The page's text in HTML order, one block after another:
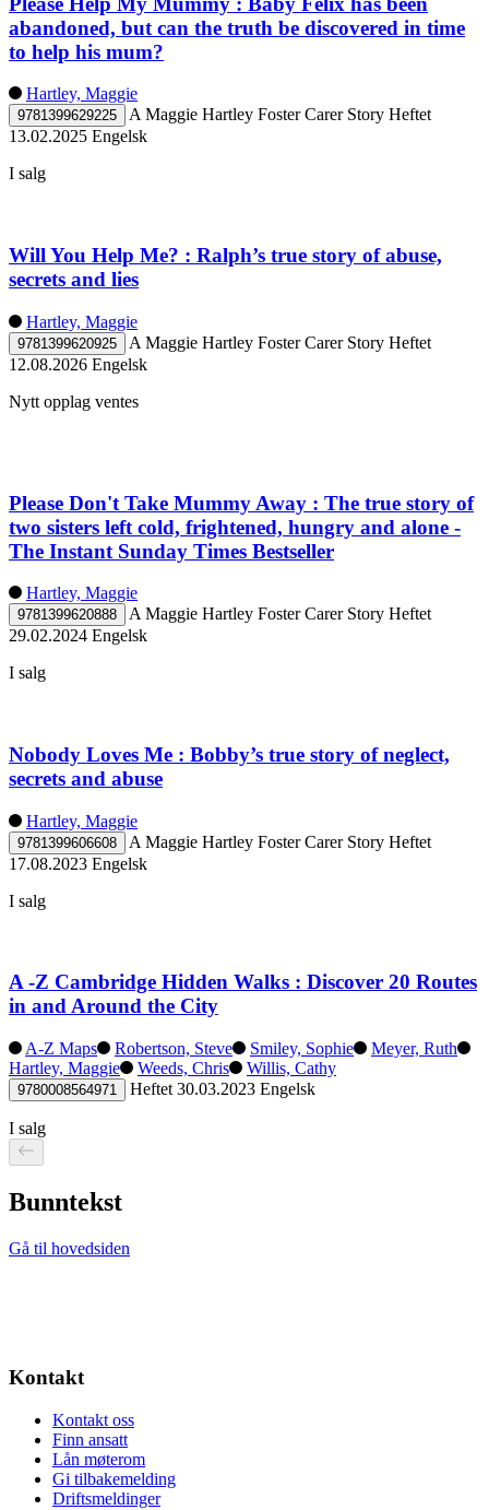
abandoned, but can the truth be discovered in time
to help his mum?
Hartley, Maggie
9781399629225 A Maggie Hartley Foster Carer Story Heftet
13.02.2025 Engelsk
I salg
Will You Help Me? : Ralph’s true story of abuse,
secrets and lies
Hartley, Maggie
9781399620925 A Maggie Hartley Foster Carer Story Heftet
12.08.2026 Engelsk
Nytt opplag ventes
Please Don't Take Mummy Away : The true story of
two sisters left cold, frightened, hungry and alone -
The Instant Sunday Times Bestseller
Hartley, Maggie
9781399620888 A Maggie Hartley Foster Carer Story Heftet
29.02.2024 Engelsk
I salg
Nobody Loves Me : Bobby’s true story of neglect,
secrets and abuse
Hartley, Maggie
9781399606608 A Maggie Hartley Foster Carer Story Heftet
17.08.2023 Engelsk
I salg
A -Z Cambridge Hidden Walks : Discover 20 Routes
in and Around the City
A-Z Maps Robertson, Steve Smiley, Sophie
Meyer, Ruth
Hartley, Maggie
Weeds, Chris Willis, Cathy
9780008564971 Heftet 30.03.2023 Engelsk
I salg
Bunntekst
Gå til hovedsiden
Kontakt
Kontakt oss
Finn ansatt
Lån møterom
Gi tilbakemelding
Driftsmeldinger